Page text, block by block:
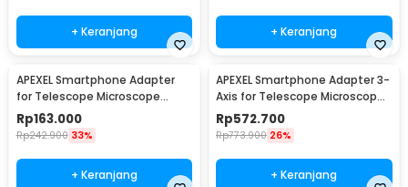
+ Keranjang + Keranjang
APEXEL Smartphone Adapter
for Telescope Microscope
Binocular 95mm - APL-F002X
Rp163.000
Rp242.900 33%
+ Keranjang
APEXEL Smartphone Adapter 3-
Axis for Telescope Microscope
Binocular - APL-F003B
Rp572.700
Rp773.900 26%
+ Keranjang